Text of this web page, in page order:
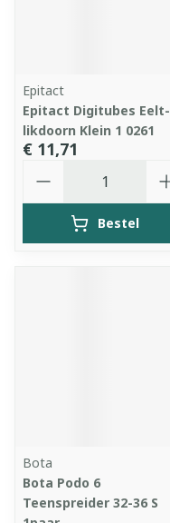
Epitact
Epitact Digitubes Eelt-
likdoorn Klein 1 0261
€ 11,71
Bestel
Bota
Bota Podo 6
Teenspreider 32-36 S